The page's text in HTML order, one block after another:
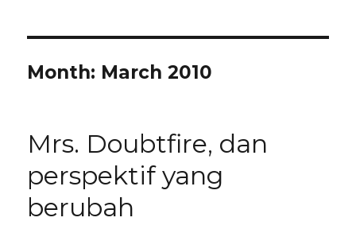
Month: March 2010
Mrs. Doubtfire, dan
perspektif yang
berubah